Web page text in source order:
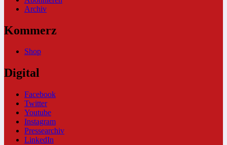
Archiv
Kommerz
Shop
Digital
Facebook
Twitter
Youtube
Instagram
Pressearchiv
LinkedIn